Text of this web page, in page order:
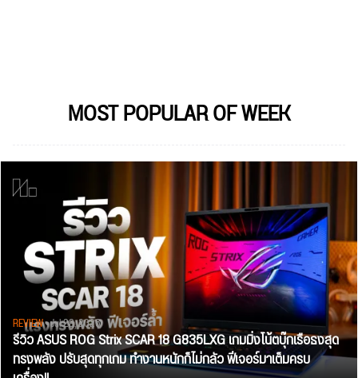
MOST POPULAR OF WEEK
REVIEW• Jul 28, 2026
รีวิว ASUS ROG Strix SCAR 18 G835LXG เกมมิ่งโน้ตบุ๊กเรือธงสุด
ทรงพลัง ปรับสุดทุกเกม ทำงานหนักก็ไม่กลัว ฟีเจอร์มาเต็มครบ